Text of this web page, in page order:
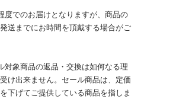
度でのお届けとなりますが、商品の
送までにお時間を頂戴する場合がご
対象商品の返品・交換は如何なる理
け出来ません。セール商品は、定価
下げてご提供している商品を指しま